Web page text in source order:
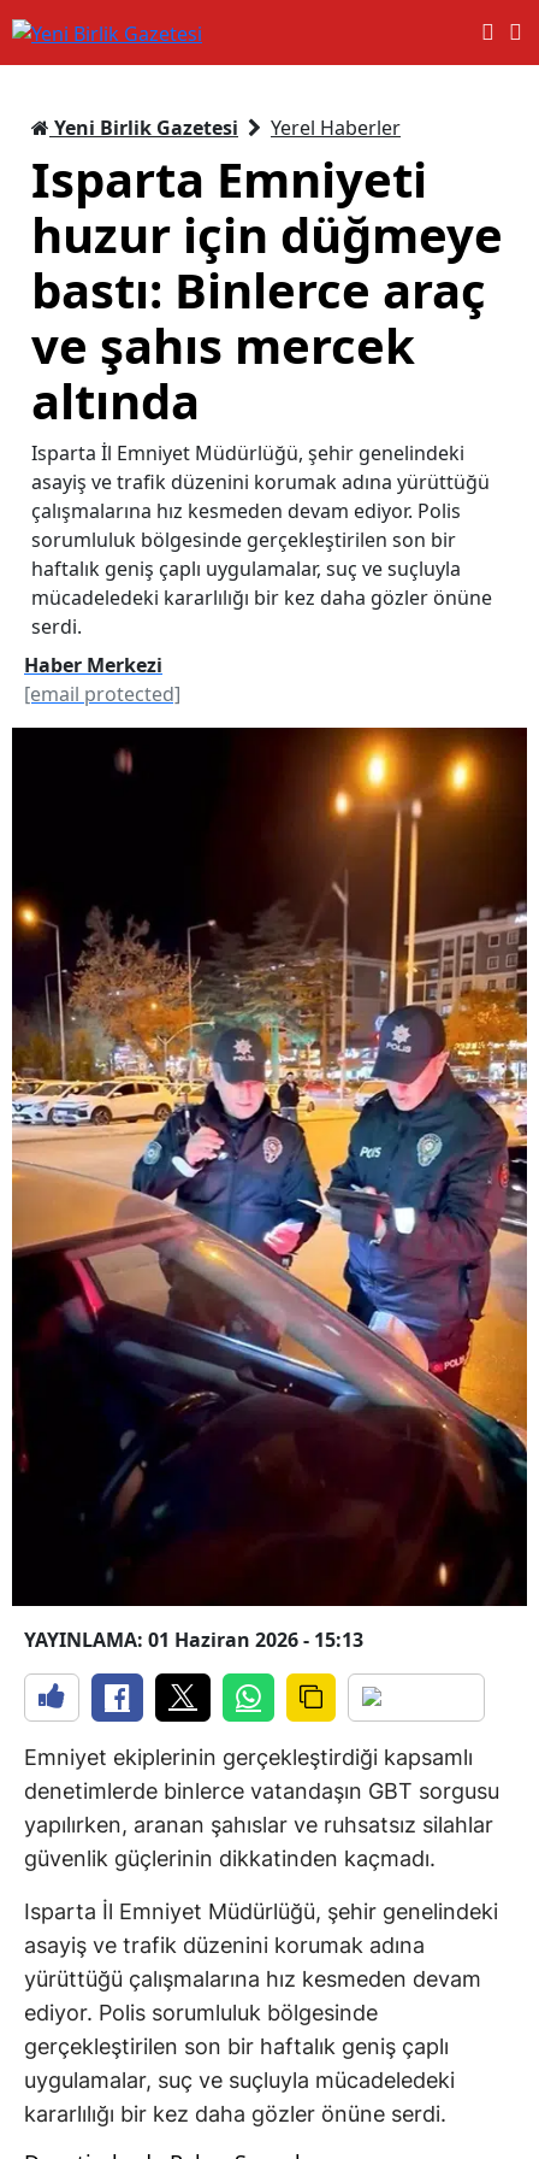
Yeni Birlik Gazetesi Yerel Haberler
Isparta Emniyeti
huzur için düğmeye
bastı: Binlerce araç
ve şahıs mercek
altında
Isparta İl Emniyet Müdürlüğü, şehir genelindeki
asayiş ve trafik düzenini korumak adına yürüttüğü
çalışmalarına hız kesmeden devam ediyor. Polis
sorumluluk bölgesinde gerçekleştirilen son bir
haftalık geniş çaplı uygulamalar, suç ve suçluyla
mücadeledeki kararlılığı bir kez daha gözler önüne
serdi.
Haber Merkezi
[email protected]
YAYINLAMA: 01 Haziran 2026 - 15:13
Emniyet ekiplerinin gerçekleştirdiği kapsamlı
denetimlerde binlerce vatandaşın GBT sorgusu
yapılırken, aranan şahıslar ve ruhsatsız silahlar
güvenlik güçlerinin dikkatinden kaçmadı.
Isparta İl Emniyet Müdürlüğü, şehir genelindeki
asayiş ve trafik düzenini korumak adına
yürüttüğü çalışmalarına hız kesmeden devam
ediyor. Polis sorumluluk bölgesinde
gerçekleştirilen son bir haftalık geniş çaplı
uygulamalar, suç ve suçluyla mücadeledeki
kararlılığı bir kez daha gözler önüne serdi.